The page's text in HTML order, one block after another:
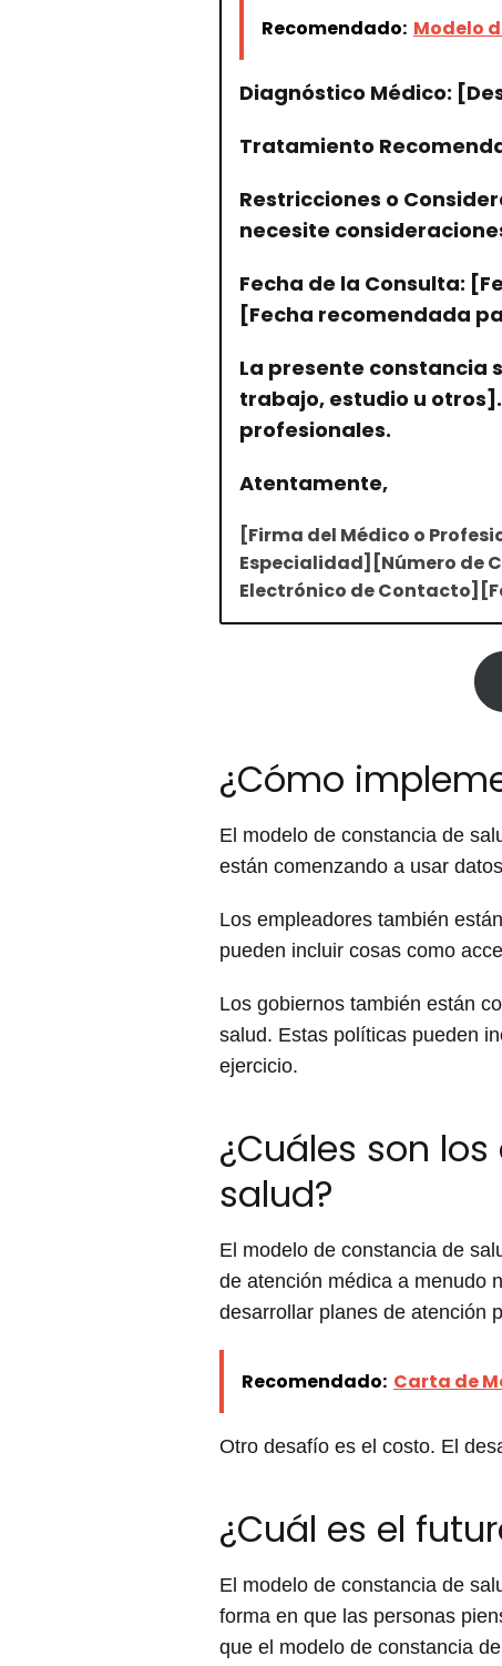
Recomendado: Modelo
Diagnóstico Médico:
Tratamiento
Restricciones o
necesite
Fecha de la Consulta:
[Fecha recomendada
La presente constancia
trabajo, estudio u
profesionales.
Atentamente,
[Firma del Médico o
Especialidad][Número de
Electrónico de
¿Cómo
El modelo de constancia de
están comenzando a usar
Los empleadores también
pueden incluir cosas como
Los gobiernos también están
salud. Estas políticas pueden
ejercicio.
¿Cuáles son
salud?
El modelo de constancia de
de atención médica a menudo
desarrollar planes de atención
Recomendado: Carta de
Otro desafío es el costo. El
¿Cuál es el
El modelo de constancia de
forma en que las personas
que el modelo de constancia